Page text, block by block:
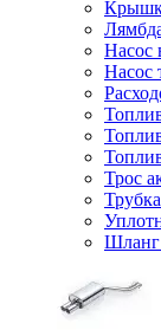
Насос
Насос
Трос
Шланг